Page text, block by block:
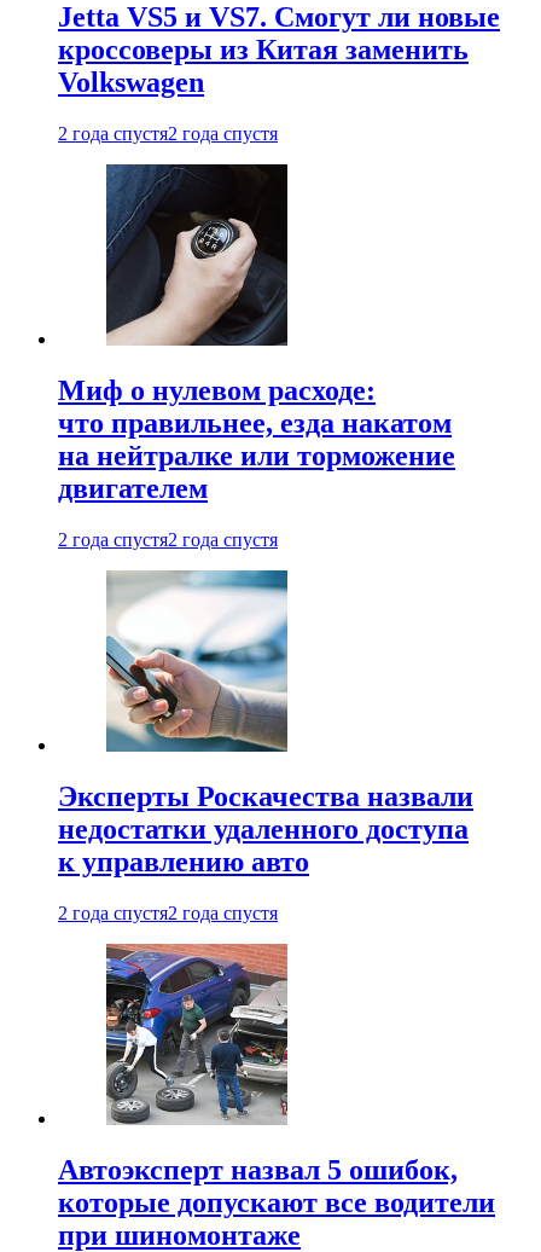
Jetta VS5 и VS7. Смогут ли новые
кроссоверы из Китая заменить
Volkswagen
2 года спустя2 года спустя
Миф о нулевом расходе:
что правильнее, езда накатом
на нейтралке или торможение
двигателем
2 года спустя2 года спустя
Эксперты Роскачества назвали
недостатки удаленного доступа
к управлению авто
2 года спустя2 года спустя
Автоэксперт назвал 5 ошибок,
которые допускают все водители
при шиномонтаже